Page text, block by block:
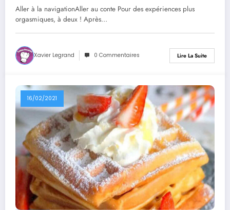
Aller à la navigationAller au conte Pour des expériences plus
orgasmiques, à deux ! Après…
Xavier Legrand 0 Commentaires Lire La Suite
16/02/2021